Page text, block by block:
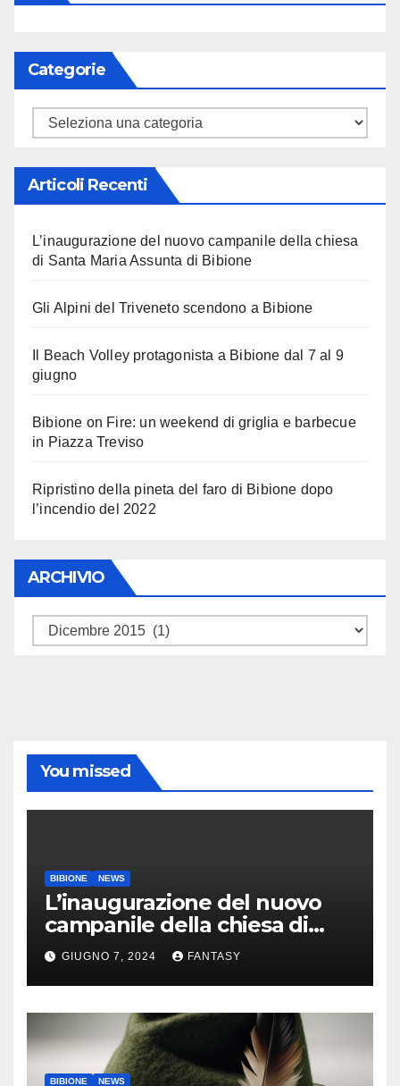
Categorie
Categorie
Articoli Recenti
L’inaugurazione del nuovo campanile della chiesa
di Santa Maria Assunta di Bibione
Gli Alpini del Triveneto scendono a Bibione
Il Beach Volley protagonista a Bibione dal 7 al 9
giugno
Bibione on Fire: un weekend di griglia e barbecue
in Piazza Treviso
Ripristino della pineta del faro di Bibione dopo
l’incendio del 2022
ARCHIVIO
ARCHIVIO
You missed
BIBIONE NEWS
L’inaugurazione del nuovo
campanile della chiesa di
Santa Maria Assunta di
Bibione
GIUGNO 7, 2024 FANTASY
BIBIONE NEWS